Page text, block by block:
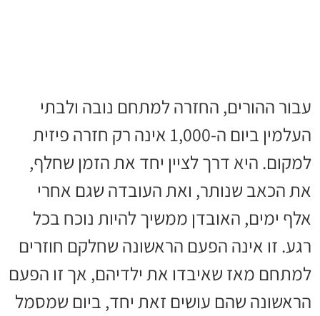
עבור ההורים, החזרה למתחם נובה ולבתי
העלמין ביום ה-1,000 אינה רק חזרה פיזית
למקום. היא דרך לציין יחד את הזמן שחלף,
את הכאב שנותר, ואת העובדה שגם אחרי
אלף ימים, האובדן ממשיך להיות נוכח בכל
רגע. זו אינה הפעם הראשונה שחלקם חוזרים
למתחם מאז שאיבדו את ילדיהם, אך זו הפעם
הראשונה שהם עושים זאת יחד, ביום שמסמל